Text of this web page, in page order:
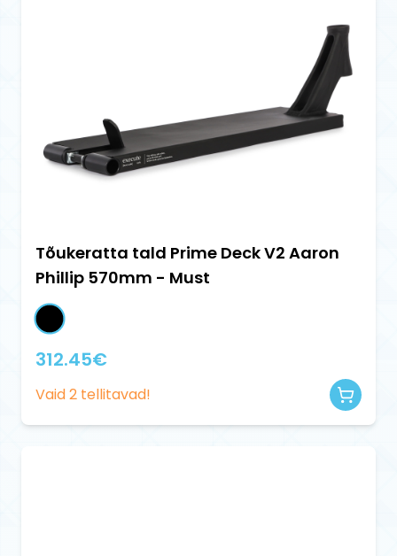
Tõukeratta tald Prime Deck V2 Aaron
Phillip 570mm - Must
312.45€
Vaid2 tellitavad!